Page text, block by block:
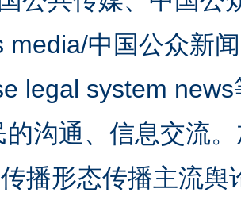
media/中国公众新
legal system
的沟通、信息交流
播形态传播主流